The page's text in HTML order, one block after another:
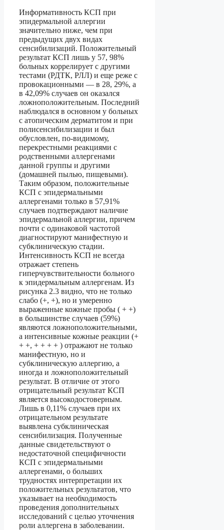
Информативность КСП при
эпидермальной аллергии
значительно ниже, чем при
предыдущих двух видах
сенсибилизаций. Положительный
результат КСП лишь у 57, 98%
больных коррелирует с другими
тестами (РДТК, РЛЛ) и еще реже с
провокационными — в 28, 29%, а
в 42,09% случаев он оказался
ложноположительным. Последний
наблюдался в основном у больных
с атопическим дерматитом и при
полисенсибилизации и был
обусловлен, по-видимому,
перекрестными реакциями с
родственными аллергенами
данной группы и другими
(домашней пылью, пищевыми).
Таким образом, положительные
КСП с эпидермальными
аллергенами только в 57,91%
случаев подтверждают наличие
эпидермальной аллергии, причем
почти с одинаковой частотой
диагностируют манифестную и
субклиническую стадии.
Интенсивность КСП не всегда
отражает степень
гиперчувствительности больного
к эпидермальным аллергенам. Из
рисунка 2.3 видно, что не только
слабо (+, +), но и умеренно
выраженные кожные пробы ( + +)
в большинстве случаев (59%)
являются ложноположительными,
а интенсивные кожные реакции (+
+ +, + + + + ) отражают не только
манифестную, но и
субклиническую аллергию, а
иногда и ложноположительный
результат. В отличие от этого
отрицательный результат КСП
является высокодостоверным.
Лишь в 0,11% случаев при их
отрицательном результате
выявлена субклиническая
сенсибилизация. Полученные
данные свидетельствуют о
недостаточной специфичности
КСП с эпидермальными
аллергенами, о больших
трудностях интерпретации их
положительных результатов, что
указывает на необходимость
проведения дополнительных
исследований с целью уточнения
роли аллергена в заболевании.